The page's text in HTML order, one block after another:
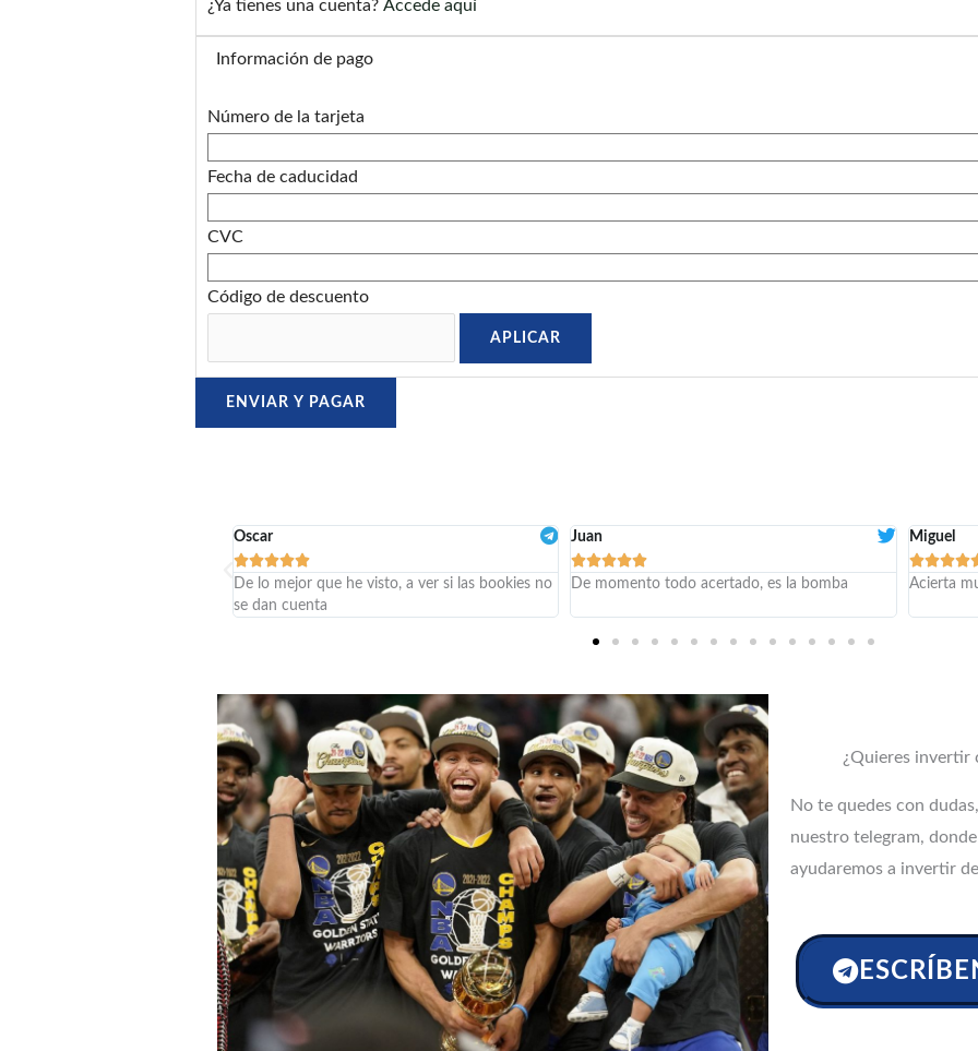
4
8
7
d
5
¿Ya tienes una cuenta? Accede aquí
Información de pago
Número de la tarjeta
Fecha de caducidad
CVC
Código de descuento
Oscar

De lo mejor que he visto, a ver si las bookies no
se dan cuenta
Juan

De momento todo acertado, es la bomba
Miguel

Acierta
¿Quieres invertir
No te quedes con
nuestro telegram,
ayudaremos a invertir